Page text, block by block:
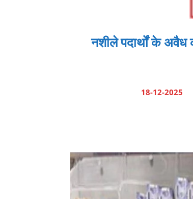
नशीले पदार्थों के
18-12-2025